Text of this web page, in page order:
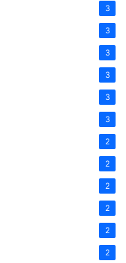
3
3
3
3
3
3
2
2
2
2
2
2